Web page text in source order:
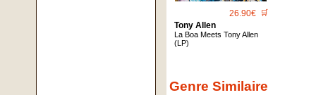
26.90€ 🛒
Tony Allen
La Boa Meets Tony Allen
(LP)
Genre Similaire